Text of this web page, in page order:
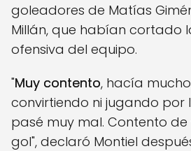
goleadores de Matías
Millán, que habían cortado
ofensiva del equipo.
"Muy contento, hacía
convirtiendo ni jugando por
pasé muy mal. Contento
gol", declaró Montiel